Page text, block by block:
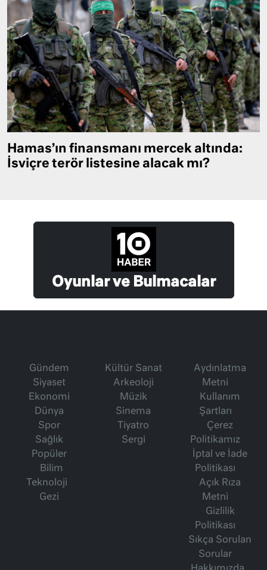
Hamas’ın finansmanı mercek altında:
İsviçre terör listesine alacak mı?
Oyunlar ve Bulmacalar
Gündem
Siyaset
Ekonomi
Dünya
Spor
Sağlık
Popüler
Bilim
Teknoloji
Gezi
Kültür Sanat
Arkeoloji
Müzik
Sinema
Tiyatro
Sergi
Aydınlatma
Metni
Kullanım
Şartları
Çerez
Politikamız
İptal ve İade
Politikası
Açık Rıza
Metni
Gizlilik
Politikası
Sıkça Sorulan
Sorular